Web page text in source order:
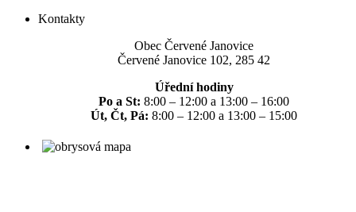
Kontakty
Obec Červené Janovice
Červené Janovice 102, 285 42
Úřední hodiny
Po a St: 8:00 – 12:00 a 13:00 – 16:00
Út, Čt, Pá: 8:00 – 12:00 a 13:00 – 15:00